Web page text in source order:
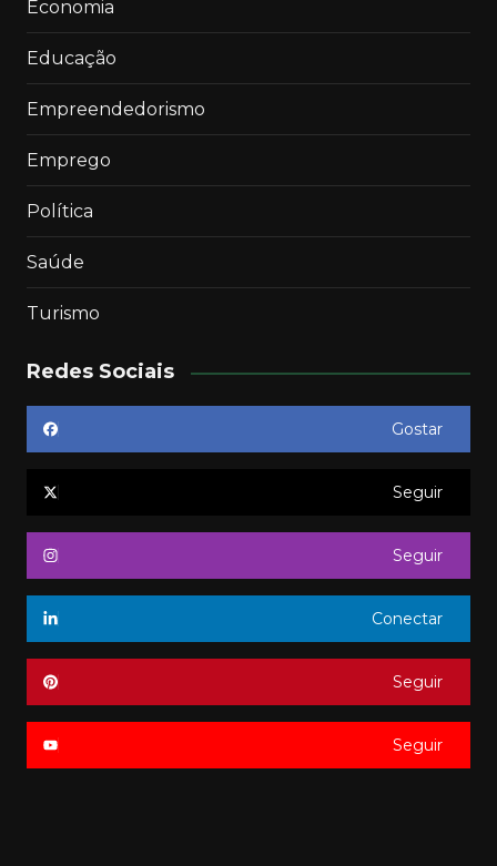
Economia
Educação
Empreendedorismo
Emprego
Política
Saúde
Turismo
Redes Sociais
Gostar
Seguir
Seguir
Conectar
Seguir
Seguir